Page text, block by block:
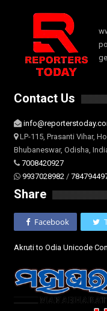
Contact Us
LP-115, Prasanti Vihar,
Bhubaneswar, Odisha,
7008420927
9937028982 /
Share
Facebook
Akruti to Odia Unicode